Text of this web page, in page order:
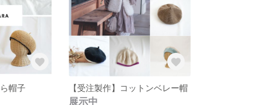
帽子 【受注製作】コットンベレー帽
展示中